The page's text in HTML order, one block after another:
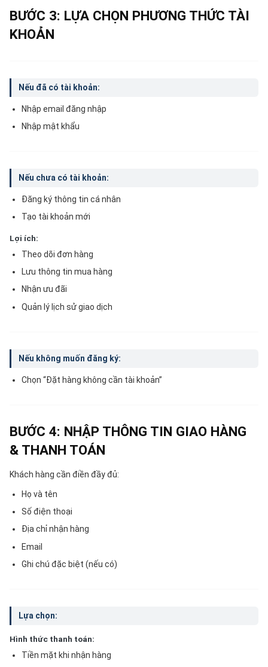
BƯỚC 3: LỰA CHỌN PHƯƠNG THỨC TÀI
KHOẢN
Nếu đã có tài khoản:
Nhập email đăng nhập
Nhập mật khẩu
Nếu chưa có tài khoản:
Đăng ký thông tin cá nhân
Tạo tài khoản mới
Lợi ích:
Theo dõi đơn hàng
Lưu thông tin mua hàng
Nhận ưu đãi
Quản lý lịch sử giao dịch
Nếu không muốn đăng ký:
Chọn “Đặt hàng không cần tài khoản”
BƯỚC 4: NHẬP THÔNG TIN GIAO HÀNG
& THANH TOÁN
Khách hàng cần điền đầy đủ:
Họ và tên
Số điện thoại
Địa chỉ nhận hàng
Email
Ghi chú đặc biệt (nếu có)
Lựa chọn:
Hình thức thanh toán:
Tiền mặt khi nhận hàng